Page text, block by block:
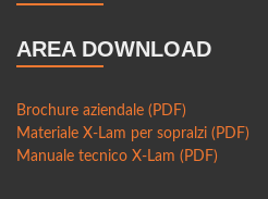
Soluzioni ibride: combinare il
Legno e smart city: come
rivoluzionando la progettazione
AREA DOWNLOAD
Brochure aziendale (PDF)
Materiale X-Lam per sopralzi (PDF)
Manuale tecnico X-Lam (PDF)